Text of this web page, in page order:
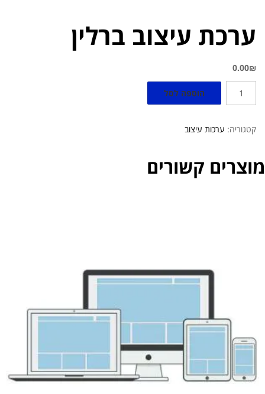
ערכת עיצוב ברלין
0.00₪
הוספה לסל
קטגוריה: ערכות עיצוב
מוצרים קשורים